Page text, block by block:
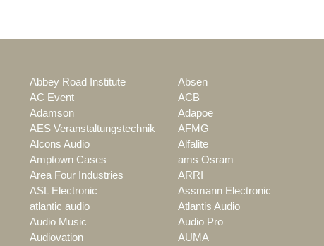
Abbey Road Institute
Absen
AC Event
ACB
Adamson
Adapoe
AES Veranstaltungstechnik
AFMG
Alcons Audio
Alfalite
Amptown Cases
ams Osram
Area Four Industries
ARRI
ASL Electronic
Assmann Electronic
atlantic audio
Atlantis Audio
Audio Music
Audio Pro
Audiovation
AUMA